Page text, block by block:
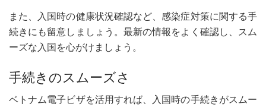
また、入国時の健康状況確認など、感染症対策に関する手
続きにも留意しましょう。最新の情報をよく確認し、スム
ーズな入国を心がけましょう。
手続きのスムーズさ
ベトナム電子ビザを活用すれば、入国時の手続きがスムー